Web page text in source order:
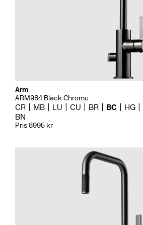
Arm
ARM984 Black Chrome
CR MB LU CU BR BC HG
BN
Pris 8995 kr